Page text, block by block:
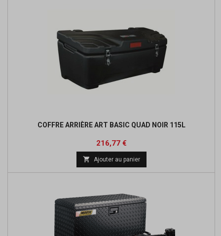
COFFRE ARRIÈRE ART BASIC QUAD NOIR 115L
Prix
216,77 €Prix
de
base
 Ajouter au panier